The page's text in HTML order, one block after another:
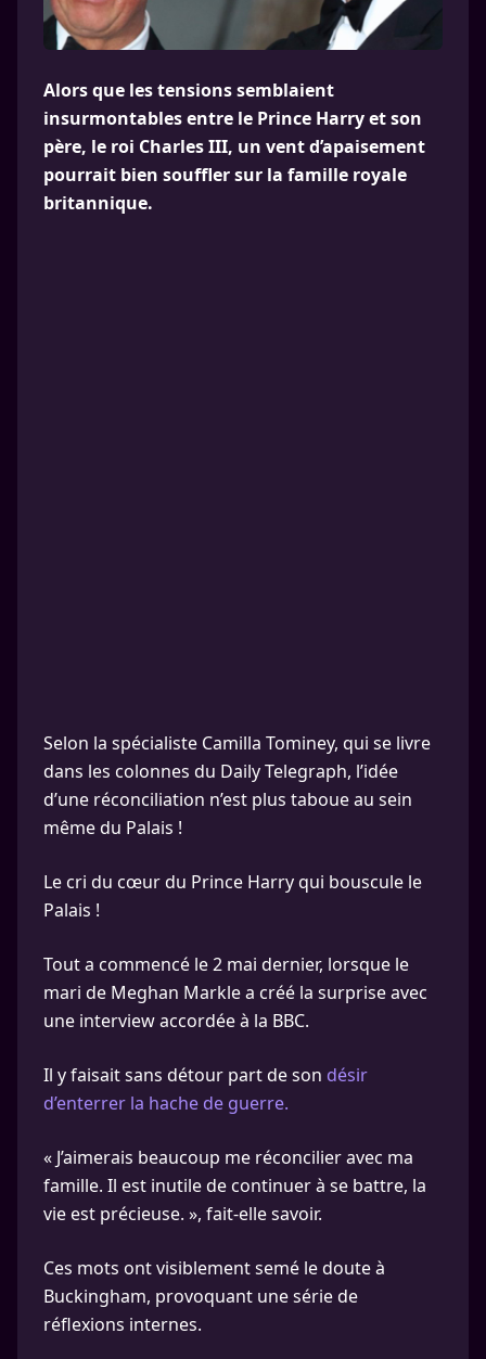
Alors que les tensions semblaient
insurmontables entre le Prince Harry et son
père, le roi Charles III, un vent d’apaisement
pourrait bien souffler sur la famille royale
britannique.
Selon la spécialiste Camilla Tominey, qui se livre
dans les colonnes du Daily Telegraph, l’idée
d’une réconciliation n’est plus taboue au sein
même du Palais !
Le cri du cœur du Prince Harry qui bouscule le
Palais !
Tout a commencé le 2 mai dernier, lorsque le
mari de Meghan Markle a créé la surprise avec
une interview accordée à la BBC.
Il y faisait sans détour part de son désir
d’enterrer la hache de guerre.
« J’aimerais beaucoup me réconcilier avec ma
famille. Il est inutile de continuer à se battre, la
vie est précieuse. », fait-elle savoir.
Ces mots ont visiblement semé le doute à
Buckingham, provoquant une série de
réflexions internes.